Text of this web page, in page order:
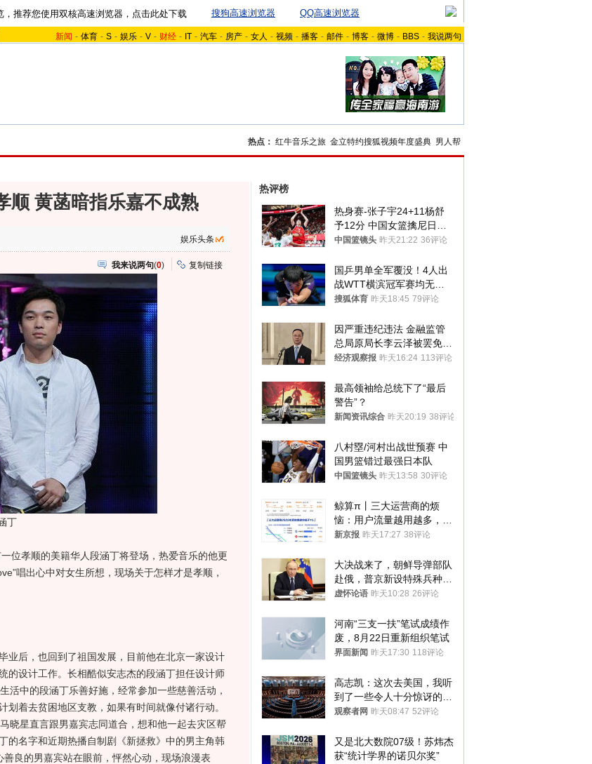
推荐您使用双核高速浏览器，点击此处下载 搜狗高速浏览器 QQ高速浏览器
新闻 - 体育 - S - 娱乐 - V - 财经 - IT - 汽车 - 房产 - 女人 - 视频 - 播客 - 邮件 - 博客 - 微博 - BBS - 我说两句
热点： 红牛音乐之旅 金立特约搜狐视频年度盛典 男人帮
顺 黄菡暗指乐嘉不成熟
娱乐头条
我来说两句(0) 复制链接
丁
孝顺的美籍华人段涵丁将登场，热爱音乐的他更
唱出心中对女生所想，现场关于怎样才是孝顺，
后，也回到了祖国发展，目前他在北京一家设计
的设计工作。长相酷似安志杰的段涵丁担任设计师
活中的段涵丁乐善好施，经常参加一些慈善活动，
着去贫困地区支教，如果有时间就像付诸行动。
晓星直言跟男嘉宾志同道合，想和他一起去灾区帮
的名字和近期热播自制剧《新拯救》中的男主角韩
良的男嘉宾站在眼前，怦然心动，现场浪漫表
热评榜
热身赛-张子宇24+11杨舒
予12分 中国女篮擒尼日利
亚
中国篮镜头 昨天21:22 36评论
国乒男单全军覆没！4人出
战WTT横滨冠军赛均无缘
八强
搜狐体育 昨天18:45 79评论
因严重违纪违法 金融监管
总局原局长李云泽被罢免全
国人大代表
经济观察报 昨天16:24 113评论
最高领袖给总统下了“最后
警告”？
新闻资讯综合 昨天20:19 38评论
八村塁/河村出战世预赛 中
国男篮错过最强日本队
中国篮镜头 昨天13:58 30评论
鲸算π丨三大运营商的烦
恼：用户流量越用越多，收
入却越来越少
新京报 昨天17:27 38评论
大决战来了，朝鲜导弹部队
赴俄，普京新设特殊兵种，
76岁老将扛旗
虚怀论语 昨天10:28 26评论
河南“三支一扶”笔试成绩作
废，8月22日重新组织笔试
界面新闻 昨天17:30 118评论
高志凯：这次去美国，我听
到了一些令人十分惊讶的消
息
观察者网 昨天08:47 52评论
又是北大数院07级！苏炜杰
获“统计学界的诺贝尔奖”